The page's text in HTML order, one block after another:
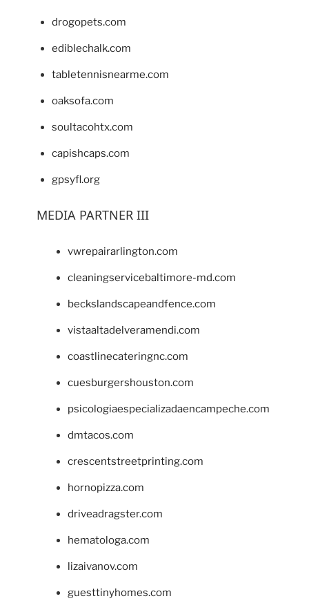
drogopets.com
ediblechalk.com
tabletennisnearme.com
oaksofa.com
soultacohtx.com
capishcaps.com
gpsyfl.org
MEDIA PARTNER III
vwrepairarlington.com
cleaningservicebaltimore-md.com
beckslandscapeandfence.com
vistaaltadelveramendi.com
coastlinecateringnc.com
cuesburgershouston.com
psicologiaespecializadaencampeche.com
dmtacos.com
crescentstreetprinting.com
hornopizza.com
driveadragster.com
hematologa.com
lizaivanov.com
guesttinyhomes.com